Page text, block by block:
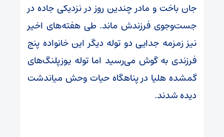
جان باخت و مادر چندین روز در نزدیکی جاده در
جست‌وجوی فرزندش ماند. طی هفته‌های اخیر
نیز زمزمه‌ جدایی دو توله دیگر این خانواده پنج
فرزندی به گوش می‌رسید اما توله یوزپلنگ‌های
گمشده هلیا در پناهگاه حیات وحش میاندشت
دیده شدند.